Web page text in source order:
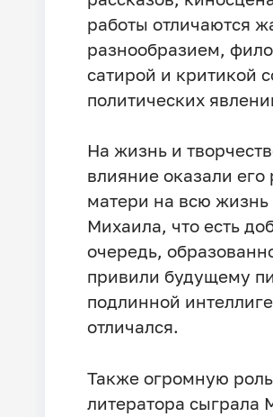
работы отличаются
разнообразием,
сатирой и критикой
политических
На жизнь и
влияние оказали
матери на всю жизнь
Михаила, что есть
очередь,
привили будущему
подлинной
отличался.
Также огромную
литератора сыграла